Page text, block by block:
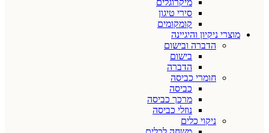
מיקרוגלים
סירי טיגון
קומקומים
מוצרי ניקיון והיגיינה
הדברה ובישום
בישום
הדברה
חומרי כביסה
כביסה
מרכך כביסה
נוזלי כביסה
ניקוי כלים